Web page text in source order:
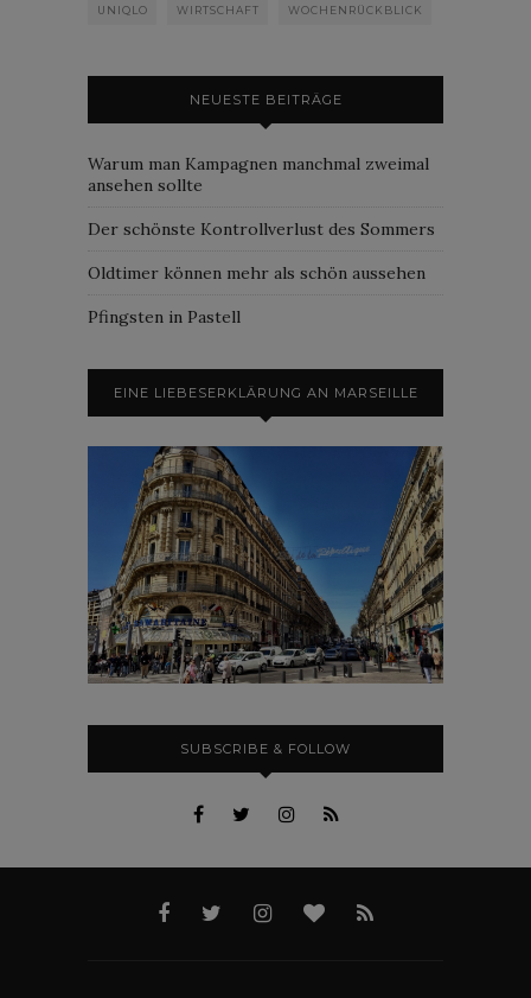
UNIQLO WIRTSCHAFT WOCHENRÜCKBLICK
NEUESTE BEITRÄGE
Warum man Kampagnen manchmal zweimal
ansehen sollte
Der schönste Kontrollverlust des Sommers
Oldtimer können mehr als schön aussehen
Pfingsten in Pastell
EINE LIEBESERKLÄRUNG AN MARSEILLE
SUBSCRIBE & FOLLOW